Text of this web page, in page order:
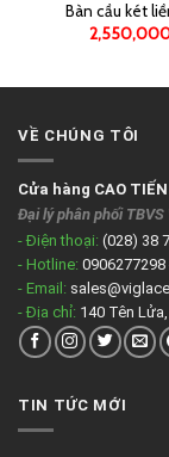
Bàn cầu két
VỀ CHÚNG TÔI
Cửa hàng CAO TIẾN
Đại lý phân phối TBVS
- Điện thoại: (028) 38
- Hotline:
- Email:
- Địa chỉ: 140 Tên
TIN TỨC MỚI